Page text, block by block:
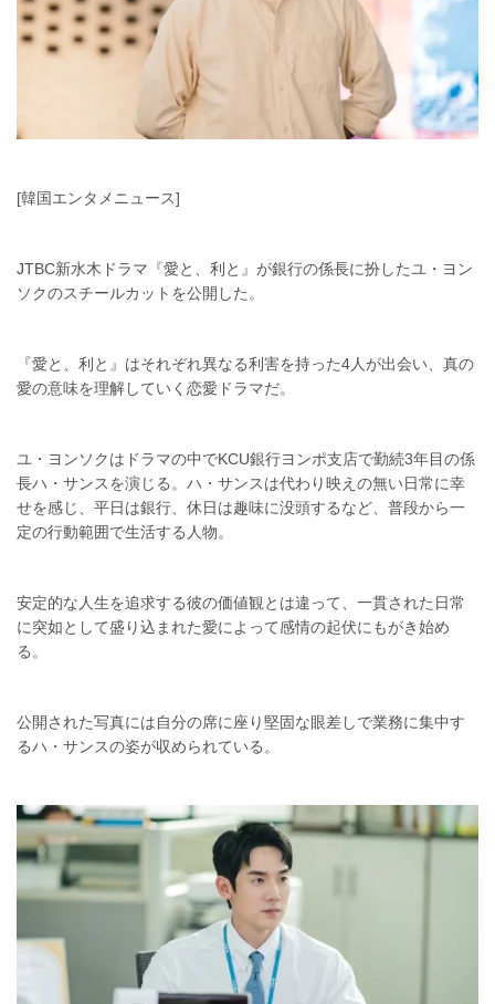
[韓国エンタメニュース]
JTBC新水木ドラマ『愛と、利と』が銀行の係長に扮したユ・ヨン
ソクのスチールカットを公開した。
『愛と、利と』はそれぞれ異なる利害を持った4人が出会い、真の
愛の意味を理解していく恋愛ドラマだ。
ユ・ヨンソクはドラマの中でKCU銀行ヨンポ支店で勤続3年目の係
長ハ・サンスを演じる。ハ・サンスは代わり映えの無い日常に幸
せを感じ、平日は銀行、休日は趣味に没頭するなど、普段から一
定の行動範囲で生活する人物。
安定的な人生を追求する彼の価値観とは違って、一貫された日常
に突如として盛り込まれた愛によって感情の起伏にもがき始め
る。
公開された写真には自分の席に座り堅固な眼差しで業務に集中す
るハ・サンスの姿が収められている。